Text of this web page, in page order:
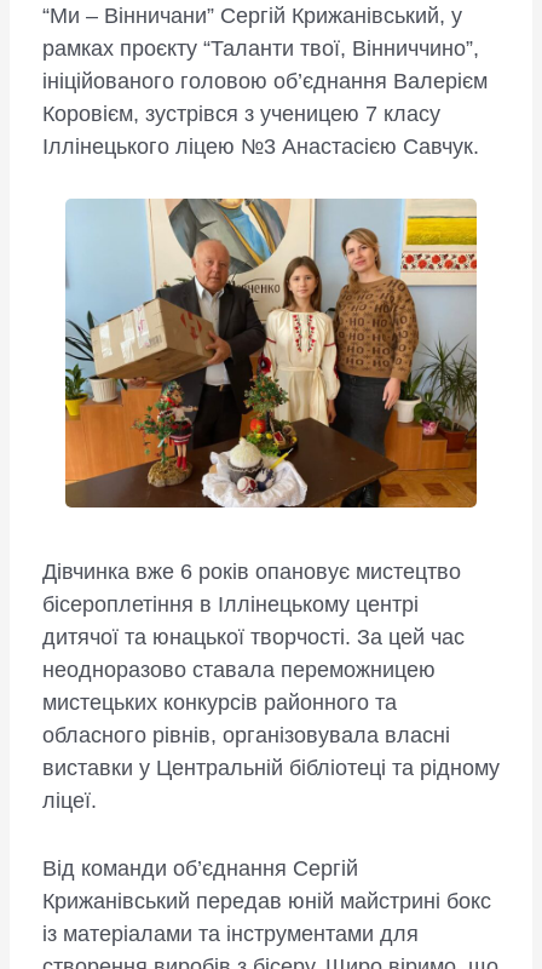
“Ми – Вінничани” Сергій Крижанівський, у
рамках проєкту “Таланти твої, Вінниччино”,
ініційованого головою об’єднання Валерієм
Коровієм, зустрівся з ученицею 7 класу
Іллінецького ліцею №3 Анастасією Савчук.
Дівчинка вже 6 років опановує мистецтво
бісероплетіння в Іллінецькому центрі
дитячої та юнацької творчості. За цей час
неодноразово ставала переможницею
мистецьких конкурсів районного та
обласного рівнів, організовувала власні
виставки у Центральній бібліотеці та рідному
ліцеї.
Від команди об’єднання Сергій
Крижанівський передав юній майстрині бокс
із матеріалами та інструментами для